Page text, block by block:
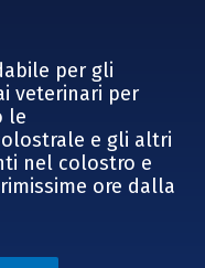
per gli
veterinari per
le
e gli altri
nel colostro e
ore dalla